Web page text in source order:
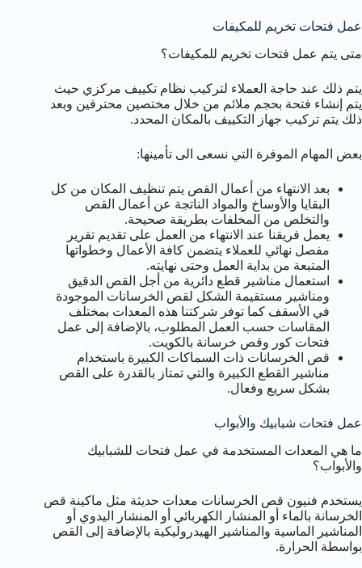
عمل فتحات تخريم للمكيفات
متى يتم عمل فتحات تخريم للمكيفات؟
يتم ذلك عند حاجة العملاء لتركيب نظام تكييف مركزي حيث
يتم إنشاء فتحة بحجم ملائم من خلال مختصين محترفين وبعد
ذلك يتم تركيب جهاز التكييف بالمكان المحدد.
بعض المهام الموفرة التي نسعى الى تأمينها:
بعد الانتهاء من أعمال القص يتم تنظيف المكان من كل
البقايا والأوساخ والمواد الناتجة عن أعمال القص
والتخلص من المخلفات بطريقة صحيحة.
يعمل فريقنا عند الانتهاء من العمل على تقديم تقرير
مفصل نهائي للعملاء يتضمن كافة الأعمال وخطواتها
المتبعة من بداية العمل وحتى نهايته.
استعمال مناشير قطع دائرية من أجل القص الدقيق
ومناشير مستقيمة الشكل لقص الخرسانات الموجودة
في الأسقف كما توفر شركتنا هذه المعدات بمختلف
المقاسات حسب العمل المطلوب، بالإضافة إلى عمل
فتحات كور وقص خرسانة بالكويت.
قص الخرسانات ذات السماكات الكبيرة باستخدام
مناشير القطع الكبيرة والتي تمتاز بالقدرة على القص
بشكل سريع وفعال.
عمل فتحات شبابيك والأبواب
ما هي المعدات المستخدمة في عمل فتحات للشبابيك
والأبواب؟
يستخدم فنيون قص الخرسانات معدات حديثة مثل ماكينة قص
الخرسانة بالماء أو المنشار الكهربائي أو المنشار اليدوي أو
المناشير الماسية والمناشير الهيدروليكية بالإضافة إلى القص
بواسطة الحرارة.